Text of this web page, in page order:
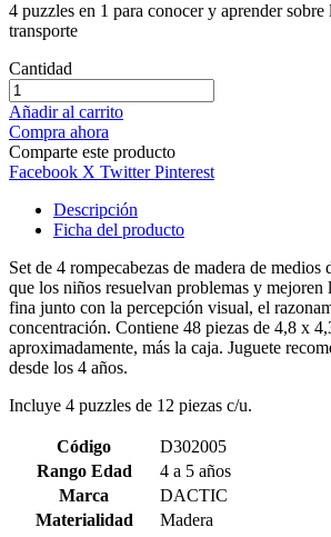
4 puzzles en 1 para conocer y aprender sobre
transporte
Cantidad
Añadir al carrito
Compra ahora
Comparte este producto
Facebook X Twitter Pinterest
Descripción
Ficha del producto
Set de 4 rompecabezas de madera de medios
que los niños resuelvan problemas y
fina junto con la percepción visual, el
concentración. Contiene 48 piezas de 4,8 x
aproximadamente, más la caja. Juguete
desde los 4 años.
Incluye 4 puzzles de 12 piezas c/u.
Código
D302005
Rango Edad
4 a 5 años
Marca
DACTIC
Materialidad
Madera